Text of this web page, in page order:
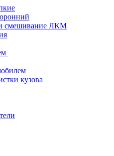
смешивание ЛКМ
кузова